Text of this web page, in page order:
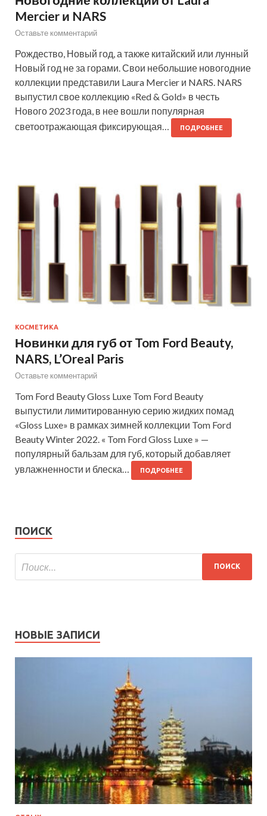
Mercier и NARS
Оставьте комментарий
Рождество, Новый год, а также китайский или лунный
Новый год не за горами. Свои небольшие новогодние
коллекции представили Laura Mercier и NARS. NARS
выпустил свое коллекцию «Red & Gold» в честь
Нового 2023 года, в нее вошли популярная
светоотражающая фиксирующая…
ПОДРОБНЕЕ
КОСМЕТИКА
Новинки для губ от Tom Ford Beauty,
NARS, L’Oreal Paris
Оставьте комментарий
Tom Ford Beauty Gloss Luxe Tom Ford Beauty
выпустили лимитированную серию жидких помад
«Gloss Luxe» в рамках зимней коллекции Tom Ford
Beauty Winter 2022. « Tom Ford Gloss Luxe » —
популярный бальзам для губ, который добавляет
увлажненности и блеска…
ПОДРОБНЕЕ
ПОИСК
НОВЫЕ ЗАПИСИ